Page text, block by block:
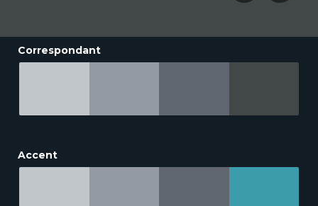
Correspondant
Accent